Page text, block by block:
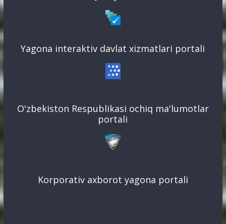
Yagona interaktiv davlat xizmatlari portali
O'zbekiston Respublikasi ochiq ma'lumotlar
portali
Korporativ axborot yagona portali